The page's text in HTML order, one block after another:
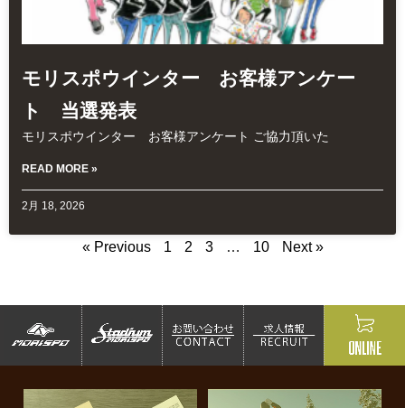
モリスポウインター お客様アンケー
ト 当選発表
モリスポウインター お客様アンケート ご協力頂いた
READ MORE »
2月 18, 2026
« Previous 1 2 3 … 10 Next »